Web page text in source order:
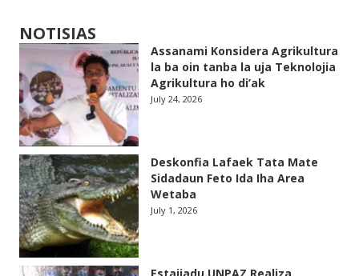
NOTISIAS
Assanami Konsidera Agrikultura
la ba oin tanba la uja Teknolojia
Agrikultura ho di’ak
July 24, 2026
Deskonfia Lafaek Tata Mate
Sidadaun Feto Ida Iha Area
Wetaba
July 1, 2026